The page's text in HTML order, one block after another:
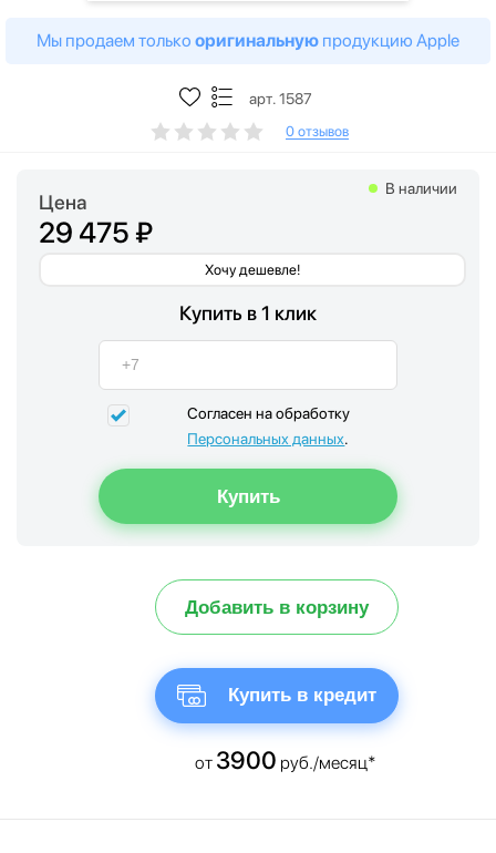
Мы продаем только оригинальную продукцию Apple
арт. 1587
0 отзывов
Цена
29 475 ₽
Хочу дешевле!
В наличии
Купить в 1 клик
Согласен на обработку
Персональных данных.
Добавить в корзину
Купить в кредит
от 3900 руб./месяц*